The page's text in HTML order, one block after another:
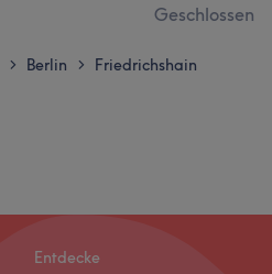
Geschlossen
> Berlin > Friedrichshain
Entdecke